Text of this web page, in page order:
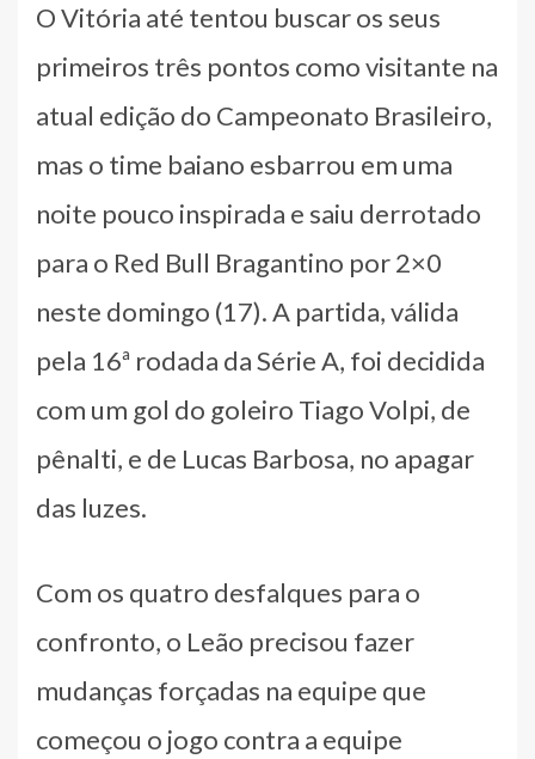
O Vitória até tentou buscar os seus
primeiros três pontos como visitante na
atual edição do Campeonato Brasileiro,
mas o time baiano esbarrou em uma
noite pouco inspirada e saiu derrotado
para o Red Bull Bragantino por 2×0
neste domingo (17). A partida, válida
pela 16ª rodada da Série A, foi decidida
com um gol do goleiro Tiago Volpi, de
pênalti, e de Lucas Barbosa, no apagar
das luzes.
Com os quatro desfalques para o
confronto, o Leão precisou fazer
mudanças forçadas na equipe que
começou o jogo contra a equipe